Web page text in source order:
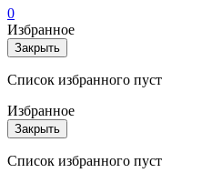
0
Избранное
Закрыть
Список избранного пуст
Избранное
Закрыть
Список избранного пуст